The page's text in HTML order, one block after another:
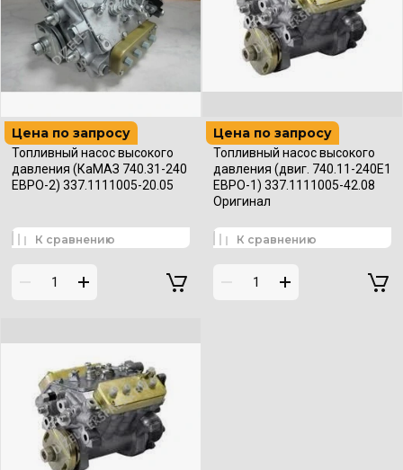
Цена по запросу
Топливный насос высокого
давления (КаМАЗ 740.31-240
ЕВРО-2) 337.1111005-20.05
К сравнению
Цена по запросу
Топливный насос высокого
давления (двиг. 740.11-240Е1
ЕВРО-1) 337.1111005-42.08
Оригинал
К сравнению